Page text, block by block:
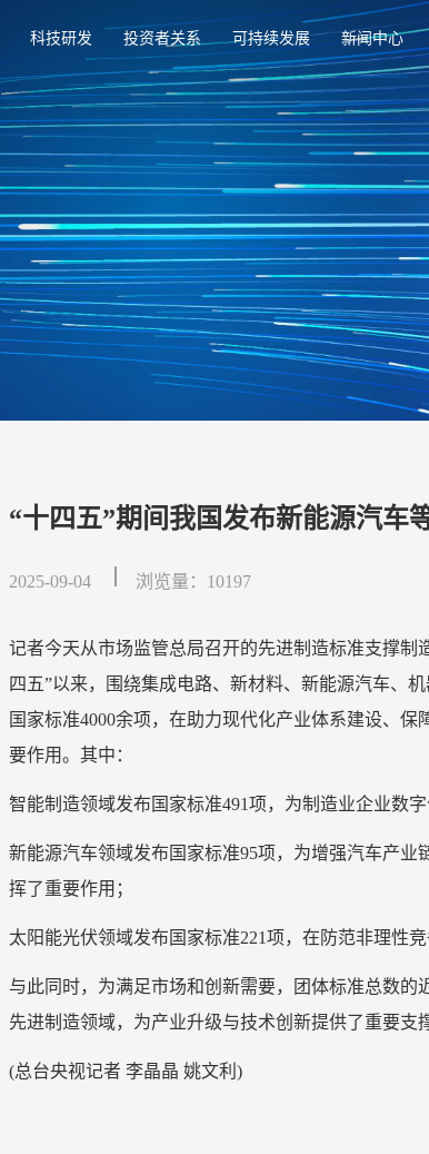
科技研发 投资者关系 可持续发展 新闻中心
“十四五”期间我国发布新能源汽车
2025-09-04 浏览量：10197
记者今天从市场监管总局召开的先进制造标准支撑制
四五”以来，围绕集成电路、新材料、新能源汽车、
国家标准4000余项，在助力现代化产业体系建设、
要作用。其中：
智能制造领域发布国家标准491项，为制造业企业数
新能源汽车领域发布国家标准95项，为增强汽车产
挥了重要作用；
太阳能光伏领域发布国家标准221项，在防范非理性
与此同时，为满足市场和创新需要，团体标准总数的
先进制造领域，为产业升级与技术创新提供了重要支
(总台央视记者 李晶晶 姚文利)